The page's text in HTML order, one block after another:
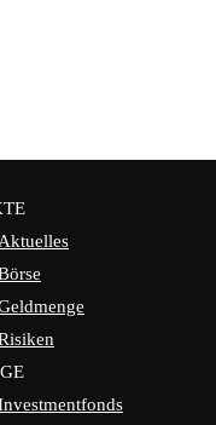
Aktuelles